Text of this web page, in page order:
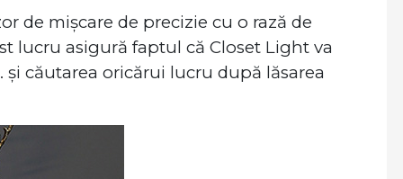
de mișcare de precizie cu o rază de
lucru asigură faptul că Closet Light va
căutarea oricărui lucru după lăsarea